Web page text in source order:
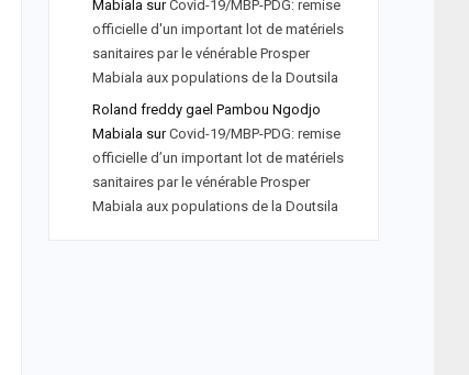
MabialasurCovid-19/MBP-PDG: remise
officielle d'un important lot de matériels
sanitaires par le vénérable Prosper
Mabiala aux populations de la Doutsila
Roland freddy gael Pambou Ngodjo
MabialasurCovid-19/MBP-PDG: remise
officielle d’un important lot de matériels
sanitaires par le vénérable Prosper
Mabiala aux populations de la Doutsila